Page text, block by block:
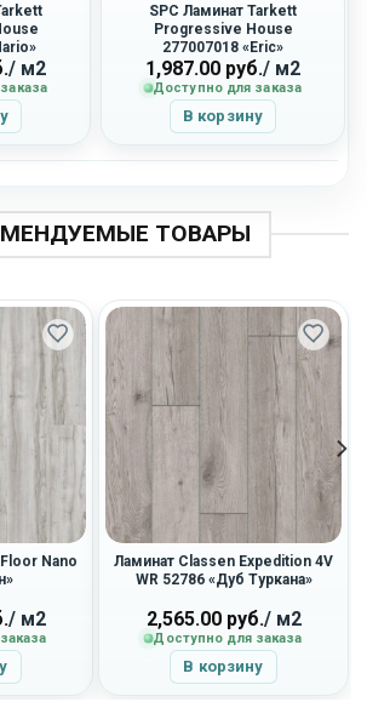
/ м2
SPC Ламинат Tarkett
Progressive House
277007018 «Eric»
1,987.00 руб./ м2
Доступно для заказа
В корзину
ТОВАРЫ
Nano
/ м2
Ламинат Classen Expedition 4V
WR 52786 «Дуб Туркана»
2,565.00руб./ м2
Доступно для заказа
В корзину